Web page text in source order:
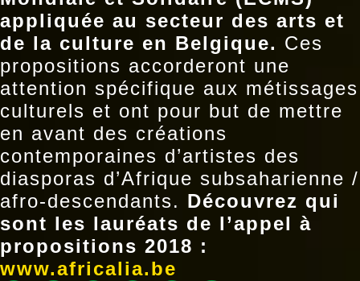
appliquée au secteur des arts et
de la culture en Belgique. Ces
propositions accorderont une
attention spécifique aux métissages
culturels et ont pour but de mettre
en avant des créations
contemporaines d’artistes des
diasporas d’Afrique subsaharienne /
afro-descendants. Découvrez qui
sont les lauréats de l’appel à
propositions 2018 :
www.africalia.be